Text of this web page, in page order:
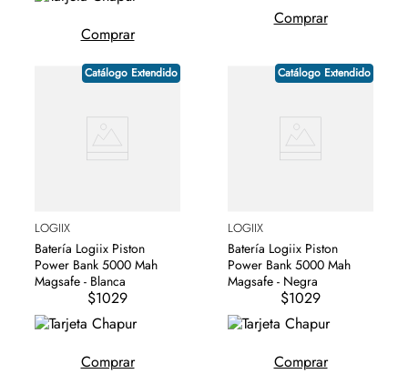
Comprar
Comprar
Catálogo Extendido
LOGIIX
Batería Logiix Piston
Power Bank 5000 Mah
Magsafe - Blanca
$1029
Comprar
Catálogo Extendido
LOGIIX
Batería Logiix Piston
Power Bank 5000 Mah
Magsafe - Negra
$1029
Comprar